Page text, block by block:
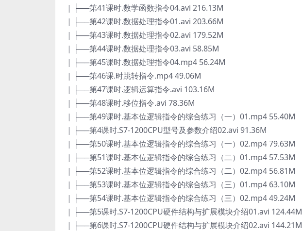
| ├──第41课时.数学函数指令04.avi 216.13M
| ├──第42课时.数据处理指令01.avi 203.66M
| ├──第43课时.数据处理指令02.avi 179.52M
| ├──第44课时.数据处理指令03.avi 58.85M
| ├──第45课时.数据处理指令04.mp4 56.24M
| ├──第46课.时跳转指令.mp4 49.06M
| ├──第47课时.逻辑运算指令.avi 103.16M
| ├──第48课时.移位指令.avi 78.36M
| ├──第49课时.基本位逻辑指令的综合练习（一）01.mp4 55.40M
| ├──第4课时.S7-1200CPU型号及参数介绍02.avi 91.36M
| ├──第50课时.基本位逻辑指令的综合练习（一）02.mp4 79.63M
| ├──第51课时.基本位逻辑指令的综合练习（二）01.mp4 57.53M
| ├──第52课时.基本位逻辑指令的综合练习（二）02.mp4 56.81M
| ├──第53课时.基本位逻辑指令的综合练习（三）01.mp4 63.10M
| ├──第54课时.基本位逻辑指令的综合练习（三）02.mp4 49.24M
| ├──第5课时.S7-1200CPU硬件结构与扩展模块介绍01.avi 124.44M
| ├──第6课时.S7-1200CPU硬件结构与扩展模块介绍02.avi 144.21M